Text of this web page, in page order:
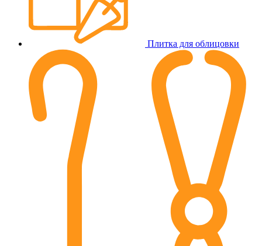
Плитка для облицовки